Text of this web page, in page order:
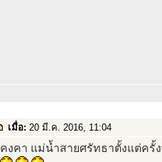
เมื่อ: 20 มี.ค. 2016, 11:04
คงคา แม่น้ำสายศรัทธาตั้งแต่ครั้